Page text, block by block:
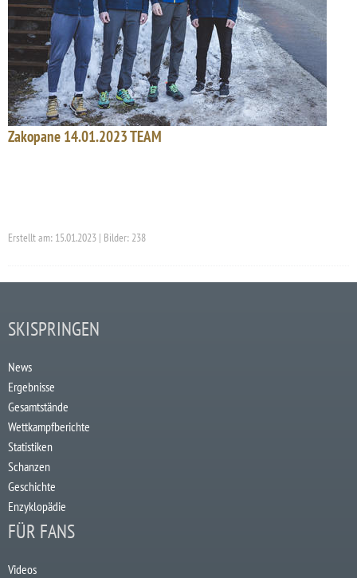
Zakopane 14.01.2023 TEAM
Erstellt am: 15.01.2023 | Bilder: 238
SKISPRINGEN
News
Ergebnisse
Gesamtstände
Wettkampfberichte
Statistiken
Schanzen
Geschichte
Enzyklopädie
FÜR FANS
Videos